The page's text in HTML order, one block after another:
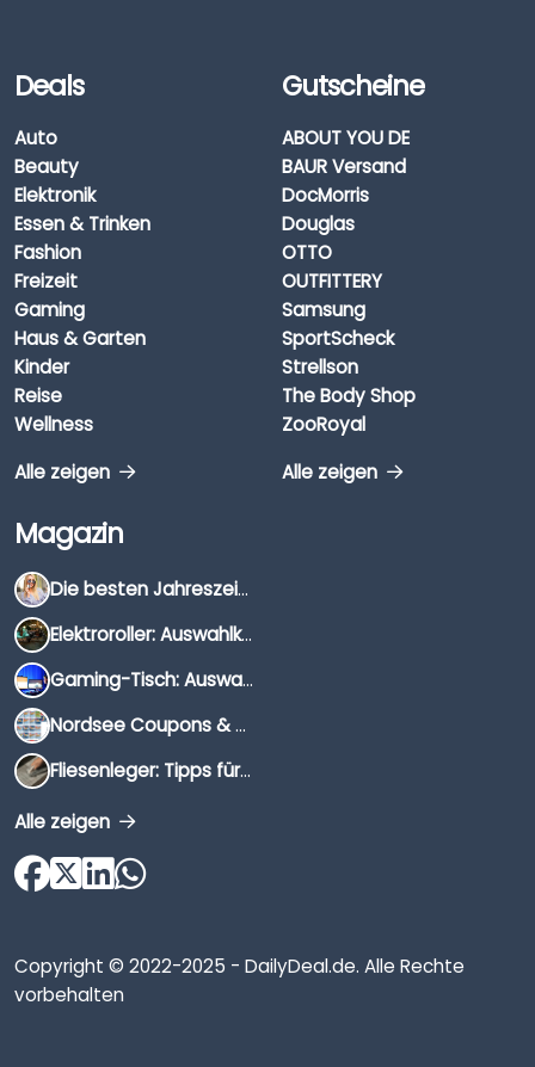
Deals
Auto
Beauty
Elektronik
Essen & Trinken
Fashion
Freizeit
Gaming
Haus & Garten
Kinder
Reise
Wellness
Alle zeigen
Gutscheine
ABOUT YOU DE
BAUR Versand
DocMorris
Douglas
OTTO
OUTFITTERY
Samsung
SportScheck
Strellson
The Body Shop
ZooRoyal
Alle zeigen
Magazin
Die besten Jahreszeiten für Schnäppchenjäger
Elektroroller: Auswahlkriterien, Unterschiede & Tipps
Gaming-Tisch: Auswahlkriterien, Unterschiede & Tipps
Nordsee Coupons & Gutscheine 2026
Fliesenleger: Tipps für die Auswahl
Alle zeigen
Copyright © 2022-2025 - DailyDeal.de. Alle Rechte
vorbehalten